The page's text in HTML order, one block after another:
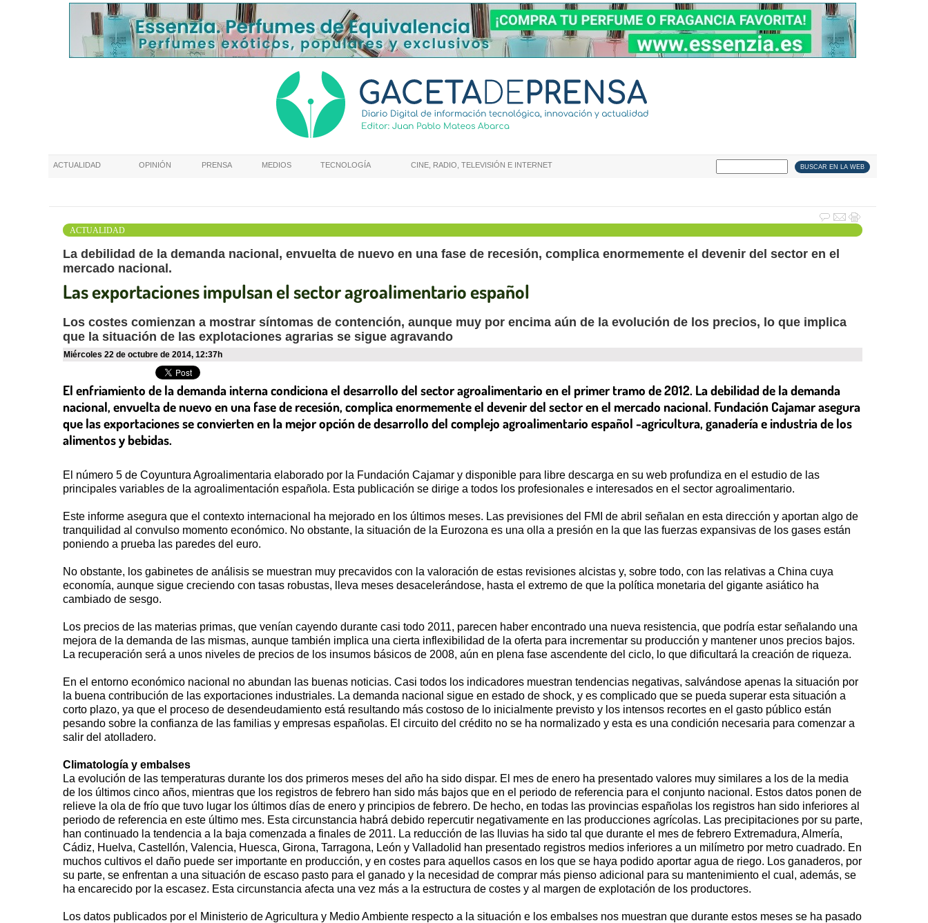
ACTUALIDAD OPINIÓN PRENSA MEDIOS TECNOLOGÍA CINE, RADIO, TELEVISIÓN E INTERNET
ACTUALIDAD
La debilidad de la demanda nacional, envuelta de nuevo en una fase de recesión, complica enormemente el devenir del sector en el
mercado nacional.
Las exportaciones impulsan el sector agroalimentario español
Los costes comienzan a mostrar síntomas de contención, aunque muy por encima aún de la evolución de los precios, lo que implica
que la situación de las explotaciones agrarias se sigue agravando
miércoles 22 de octubre de 2014, 12:37h
El enfriamiento de la demanda interna condiciona el desarrollo del sector agroalimentario en el primer tramo de 2012. La debilidad de la demanda
nacional, envuelta de nuevo en una fase de recesión, complica enormemente el devenir del sector en el mercado nacional. Fundación Cajamar asegura
que las exportaciones se convierten en la mejor opción de desarrollo del complejo agroalimentario español -agricultura, ganadería e industria de los
alimentos y bebidas.
El número 5 de Coyuntura Agroalimentaria elaborado por la Fundación Cajamar y disponible para libre descarga en su web profundiza en el estudio de las
principales variables de la agroalimentación española. Esta publicación se dirige a todos los profesionales e interesados en el sector agroalimentario.
Este informe asegura que el contexto internacional ha mejorado en los últimos meses. Las previsiones del FMI de abril señalan en esta dirección y aportan algo de
tranquilidad al convulso momento económico. No obstante, la situación de la Eurozona es una olla a presión en la que las fuerzas expansivas de los gases están
poniendo a prueba las paredes del euro.
No obstante, los gabinetes de análisis se muestran muy precavidos con la valoración de estas revisiones alcistas y, sobre todo, con las relativas a China cuya
economía, aunque sigue creciendo con tasas robustas, lleva meses desacelerándose, hasta el extremo de que la política monetaria del gigante asiático ha
cambiado de sesgo.
Los precios de las materias primas, que venían cayendo durante casi todo 2011, parecen haber encontrado una nueva resistencia, que podría estar señalando una
mejora de la demanda de las mismas, aunque también implica una cierta inflexibilidad de la oferta para incrementar su producción y mantener unos precios bajos.
La recuperación será a unos niveles de precios de los insumos básicos de 2008, aún en plena fase ascendente del ciclo, lo que dificultará la creación de riqueza.
En el entorno económico nacional no abundan las buenas noticias. Casi todos los indicadores muestran tendencias negativas, salvándose apenas la situación por
la buena contribución de las exportaciones industriales. La demanda nacional sigue en estado de shock, y es complicado que se pueda superar esta situación a
corto plazo, ya que el proceso de desendeudamiento está resultando más costoso de lo inicialmente previsto y los intensos recortes en el gasto público están
pesando sobre la confianza de las familias y empresas españolas. El circuito del crédito no se ha normalizado y esta es una condición necesaria para comenzar a
salir del atolladero.
Climatología y embalses
La evolución de las temperaturas durante los dos primeros meses del año ha sido dispar. El mes de enero ha presentado valores muy similares a los de la media
de los últimos cinco años, mientras que los registros de febrero han sido más bajos que en el periodo de referencia para el conjunto nacional. Estos datos ponen de
relieve la ola de frío que tuvo lugar los últimos días de enero y principios de febrero. De hecho, en todas las provincias españolas los registros han sido inferiores al
periodo de referencia en este último mes. Esta circunstancia habrá debido repercutir negativamente en las producciones agrícolas. Las precipitaciones por su parte,
han continuado la tendencia a la baja comenzada a finales de 2011. La reducción de las lluvias ha sido tal que durante el mes de febrero Extremadura, Almería,
Cádiz, Huelva, Castellón, Valencia, Huesca, Girona, Tarragona, León y Valladolid han presentado registros medios inferiores a un milímetro por metro cuadrado. En
muchos cultivos el daño puede ser importante en producción, y en costes para aquellos casos en los que se haya podido aportar agua de riego. Los ganaderos, por
su parte, se enfrentan a una situación de escaso pasto para el ganado y la necesidad de comprar más pienso adicional para su mantenimiento el cual, además, se
ha encarecido por la escasez. Esta circunstancia afecta una vez más a la estructura de costes y al margen de explotación de los productores.
Los datos publicados por el Ministerio de Agricultura y Medio Ambiente respecto a la situación e los embalses nos muestran que durante estos meses se ha pasado